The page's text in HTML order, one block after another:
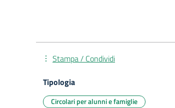
Stampa / Condividi
Tipologia
Circolari per alunni e famiglie